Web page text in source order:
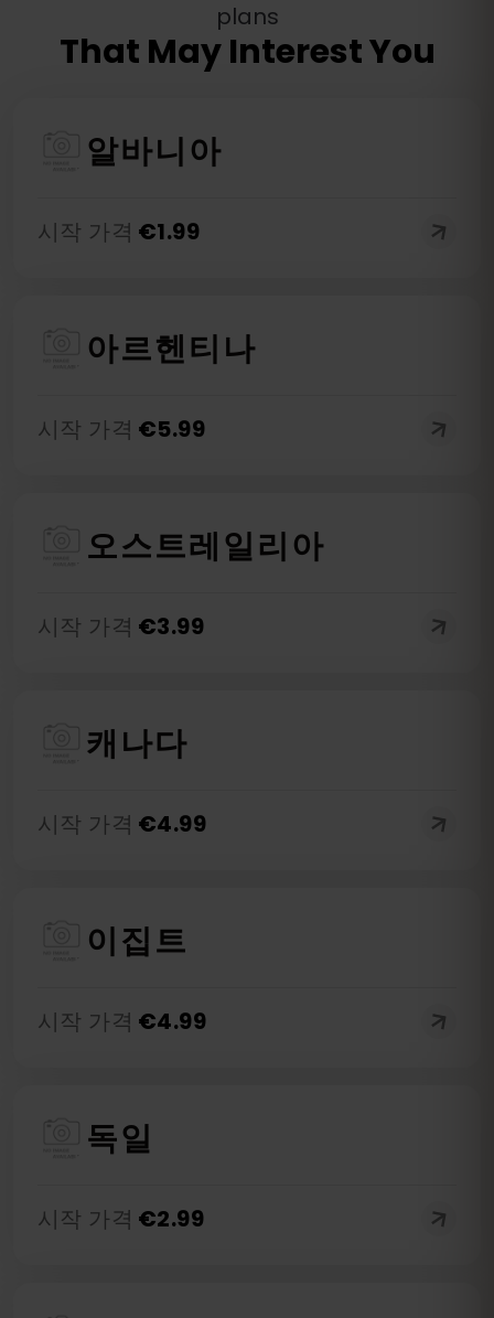
plans
That May Interest You
알바니아
시작 가격 €1.99
아르헨티나
시작 가격 €5.99
오스트레일리아
시작 가격 €3.99
캐나다
시작 가격 €4.99
이집트
시작 가격 €4.99
독일
시작 가격 €2.99